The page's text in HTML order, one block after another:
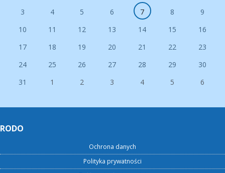
3
4 5 6 7 8
9
10
11 12 13 14 15
16
17
18 19 20 21 22
23
24
25 26 27 28 29
30
31
1 2 3 4 5 6
RODO
Ochrona danych
Polityka prywatności